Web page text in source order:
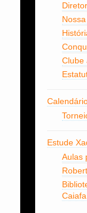
Clube
Estude
Aulas
Caiafa